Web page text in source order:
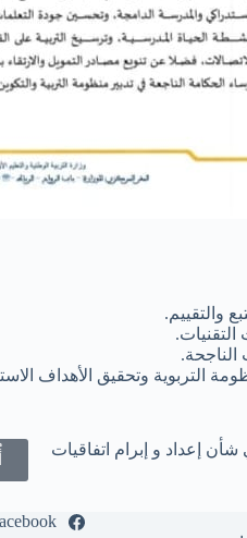
والتقييم.
الناجحة.
التربوية وتحقيق الأهداف
014×25 الصادرة بتاريخ 13 فبراير 2025 في شأن إعداد و إبرام اتفاقيات